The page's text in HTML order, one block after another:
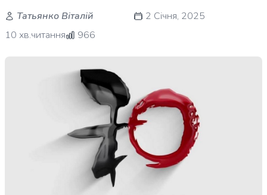
Татьянко Віталій
2 Січня, 2025
10 хв.читання
966